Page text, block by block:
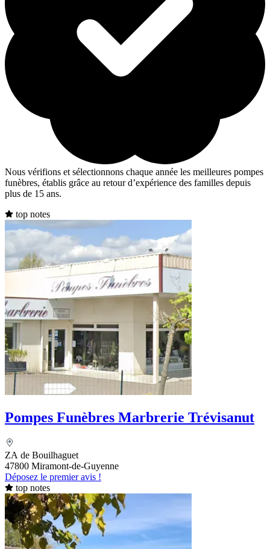
Nous vérifions et sélectionnons chaque année les meilleures pompes
funèbres, établis grâce au retour d’expérience des familles depuis
plus de 15 ans.
top notes
Pompes Funèbres Marbrerie Trévisanut
ZA de Bouilhaguet
47800 Miramont-de-Guyenne
Déposez le premier avis !
top notes